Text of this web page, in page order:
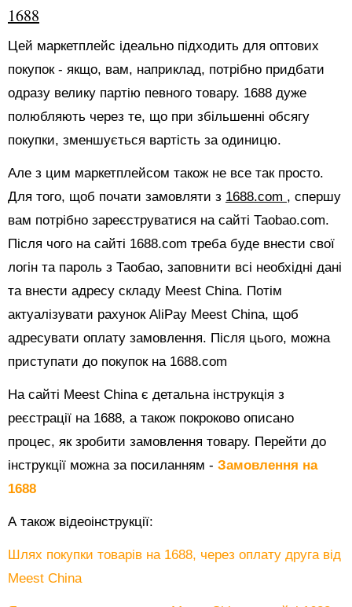
1688
Цей маркетплейс ідеально підходить для оптових
покупок - якщо, вам, наприклад, потрібно придбати
одразу велику партію певного товару. 1688 дуже
полюбляють через те, що при збільшенні обсягу
покупки, зменшується вартість за одиницю.
Але з цим маркетплейсом також не все так просто.
Для того, щоб почати замовляти з 1688.com , спершу
вам потрібно зареєструватися на сайті Таоbао.com.
Після чого на сайті 1688.com треба буде внести свої
логін та пароль з Таобао, заповнити всі необхідні дані
та внести адресу складу Meest China. Потім
актуалізувати рахунок AliPay Meest China, щоб
адресувати оплату замовлення. Після цього, можна
приступати до покупок на 1688.com
На сайті Meest China є детальна інструкція з
реєстрації на 1688, а також покроково описано
процес, як зробити замовлення товару. Перейти до
інструкції можна за посиланням - Замовлення на
1688
А також відеоінструкції:
Шлях покупки товарів на 1688, через оплату друга від
Meest China